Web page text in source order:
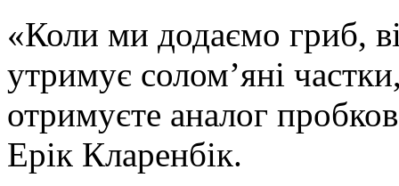
«Коли ми додаємо гриб,
утримує солом’яні
отримуєте аналог
Ерік Кларенбік.